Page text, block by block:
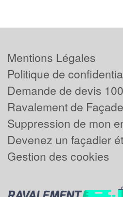
Mentions Légales
Politique de
Demande de devis
Ravalement de Façade
Suppression de mon
Devenez un façadier
Gestion des cookies